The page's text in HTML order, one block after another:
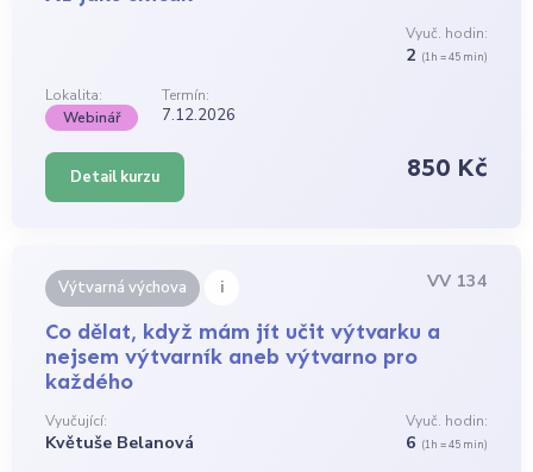
Vyuč. hodin:
2 (1h = 45 min)
Lokalita:
Termín:
Webinář
7.12.2026
Detail kurzu 850 Kč
Výtvarná výchova i VV 134
Co dělat, když mám jít učit výtvarku a
nejsem výtvarník aneb výtvarno pro
každého
Vyučující:
Květuše Belanová
Vyuč. hodin:
6 (1h = 45 min)